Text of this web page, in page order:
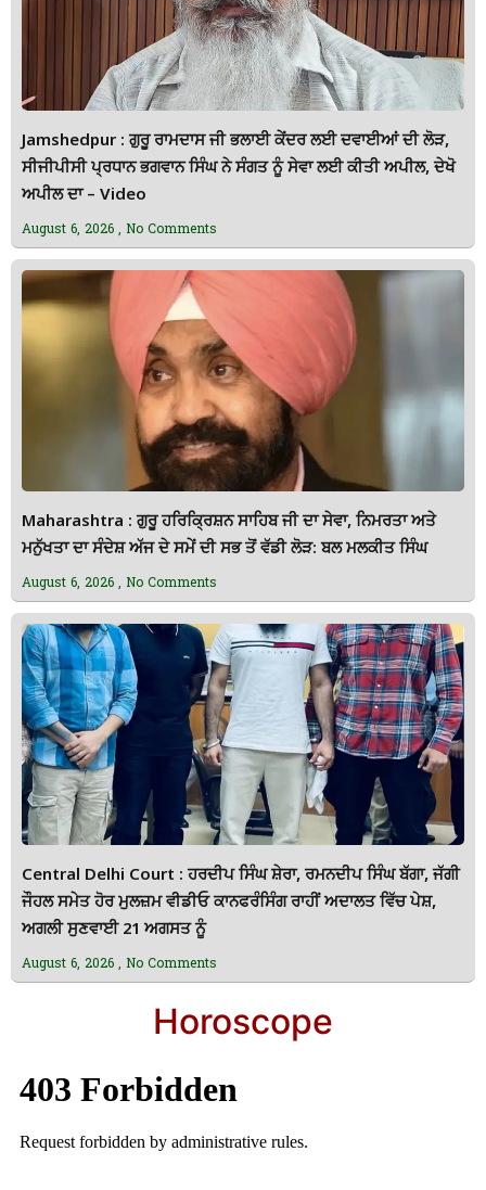
Jamshedpur : ਗੁਰੂ ਰਾਮਦਾਸ ਜੀ ਭਲਾਈ ਕੇਂਦਰ ਲਈ ਦਵਾਈਆਂ ਦੀ ਲੋੜ,
ਸੀਜੀਪੀਸੀ ਪ੍ਰਧਾਨ ਭਗਵਾਨ ਸਿੰਘ ਨੇ ਸੰਗਤ ਨੂੰ ਸੇਵਾ ਲਈ ਕੀਤੀ ਅਪੀਲ, ਦੇਖੋ
ਅਪੀਲ ਦਾ – Video
August 6, 2026 No Comments
Maharashtra : ਗੁਰੂ ਹਰਿਕ੍ਰਿਸ਼ਨ ਸਾਹਿਬ ਜੀ ਦਾ ਸੇਵਾ, ਨਿਮਰਤਾ ਅਤੇ
ਮਨੁੱਖਤਾ ਦਾ ਸੰਦੇਸ਼ ਅੱਜ ਦੇ ਸਮੇਂ ਦੀ ਸਭ ਤੋਂ ਵੱਡੀ ਲੋੜ: ਬਲ ਮਲਕੀਤ ਸਿੰਘ
August 6, 2026 No Comments
Central Delhi Court : ਹਰਦੀਪ ਸਿੰਘ ਸ਼ੇਰਾ, ਰਮਨਦੀਪ ਸਿੰਘ ਬੱਗਾ, ਜੱਗੀ
ਜੌਹਲ ਸਮੇਤ ਹੋਰ ਮੁਲਜ਼ਮ ਵੀਡੀਓ ਕਾਨਫਰੰਸਿੰਗ ਰਾਹੀਂ ਅਦਾਲਤ ਵਿੱਚ ਪੇਸ਼,
ਅਗਲੀ ਸੁਣਵਾਈ 21 ਅਗਸਤ ਨੂੰ
August 6, 2026 No Comments
Horoscope